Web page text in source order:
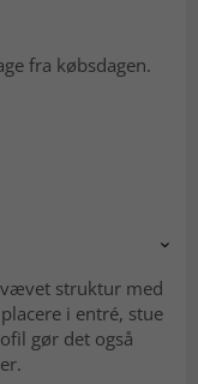
fra købsdagen.
struktur med
i entré, stue
gør det også